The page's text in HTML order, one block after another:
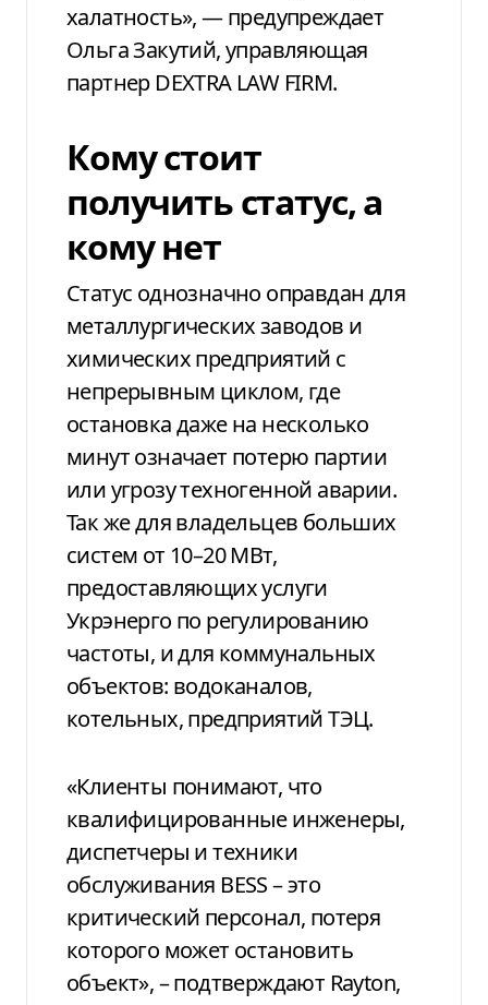
халатность», — предупреждает
Ольга Закутий, управляющая
партнер DEXTRA LAW FIRM.
Кому стоит
получить статус, а
кому нет
Статус однозначно оправдан для
металлургических заводов и
химических предприятий с
непрерывным циклом, где
остановка даже на несколько
минут означает потерю партии
или угрозу техногенной аварии.
Так же для владельцев больших
систем от 10–20 МВт,
предоставляющих услуги
Укрэнерго по регулированию
частоты, и для коммунальных
объектов: водоканалов,
котельных, предприятий ТЭЦ.
«Клиенты понимают, что
квалифицированные инженеры,
диспетчеры и техники
обслуживания BESS – это
критический персонал, потеря
которого может остановить
объект», – подтверждают Rayton,